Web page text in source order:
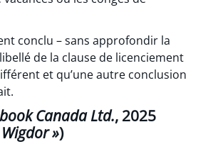
conclu – sans approfondir la
de la clause de licenciement
et qu’une autre conclusion
Canada Ltd., 2025
Wigdor »)